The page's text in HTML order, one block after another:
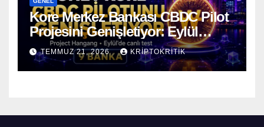
Kore Merkez Bankası CBDC Pilot
Projesini Genişletiyor: Eylül
Ayında Gerçek Transferler
Başlıyor
TEMMUZ 21, 2026 KRIPTOKRITIK